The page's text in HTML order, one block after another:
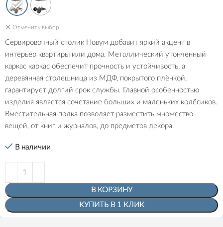
Отменить выбор
Сервировочный столик Новум добавит яркий акцент в
интерьер квартиры или дома. Металлический утонченный
каркас каркас обеспечит прочность и устойчивость, а
деревянная столешница из МДФ, покрытого плёнкой,
гарантирует долгий срок службы. Главной особенностью
изделия является сочетание больших и маленьких колёсиков.
Вместительная полка позволяет разместить множество
вещей, от книг и журналов, до предметов декора.
В наличии
В КОРЗИНУ
КУПИТЬ В 1 КЛИК